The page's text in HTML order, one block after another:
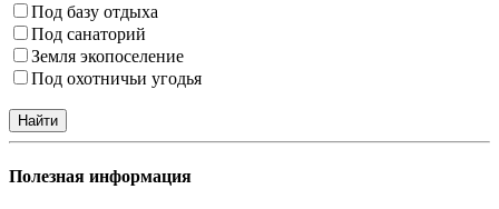
Под базу отдыха
Под санаторий
Земля экопоселение
Под охотничьи угодья
Полезная информация